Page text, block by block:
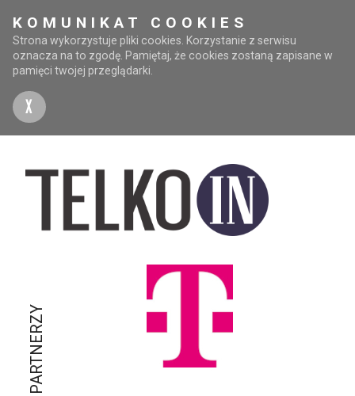
KOMUNIKAT COOKIES
Strona wykorzystuje pliki cookies. Korzystanie z serwisu
oznacza na to zgodę. Pamiętaj, że cookies zostaną zapisane w
pamięci twojej przeglądarki.
X
PARTNERZY